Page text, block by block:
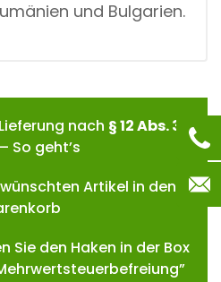
und Bulgarien.
nach § 12 Abs. 3
– So geht’s
Artikel in den
Sie den Haken in der Box